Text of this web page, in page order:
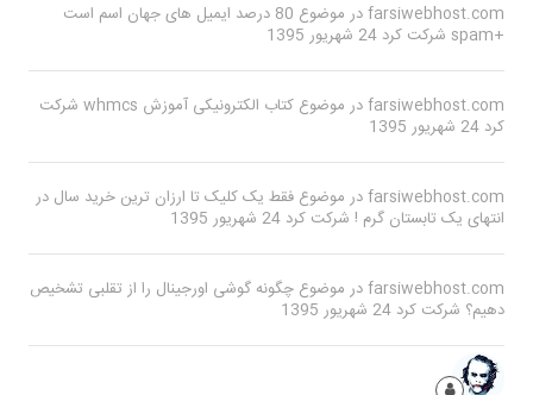
farsiwebhost.comدر موضوع
80 درصد ایمیل های جهان اسم است
+spam
شرکت کرد 24 شهریور 1395
farsiwebhost.comدر موضوع کتاب الکترونیکی آموزش whmcs
شرکت
کرد 24 شهریور 1395
farsiwebhost.comدر موضوع فقط یک کلیک تا ارزان ترین خرید سال در
انتهای یک تابستان گرم ! شرکت کرد 24 شهریور 1395
farsiwebhost.comدر موضوع چگونه گوشی اورجینال را از تقلبی تشخیص
دهیم؟ شرکت کرد 24 شهریور 1395